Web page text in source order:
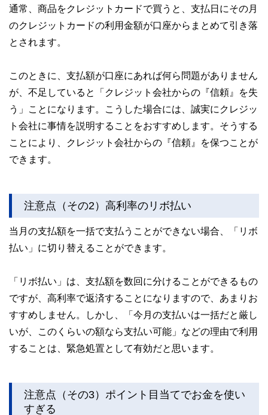
通常、商品をクレジットカードで買うと、支払日にその月
のクレジットカードの利用金額が口座からまとめて引き落
とされます。
このときに、支払額が口座にあれば何ら問題がありません
が、不足していると「クレジット会社からの『信頼』を失
う」ことになります。こうした場合には、誠実にクレジッ
ト会社に事情を説明することをおすすめします。そうする
ことにより、クレジット会社からの『信頼』を保つことが
できます。
注意点（その2）高利率のリボ払い
当月の支払額を一括で支払うことができない場合、「リボ
払い」に切り替えることができます。
「リボ払い」は、支払額を数回に分けることができるもの
ですが、高利率で返済することになりますので、あまりお
すすめしません。しかし、「今月の支払いは一括だと厳し
いが、このくらいの額なら支払い可能」などの理由で利用
することは、緊急処置として有効だと思います。
注意点（その3）ポイント目当てでお金を使い
すぎる